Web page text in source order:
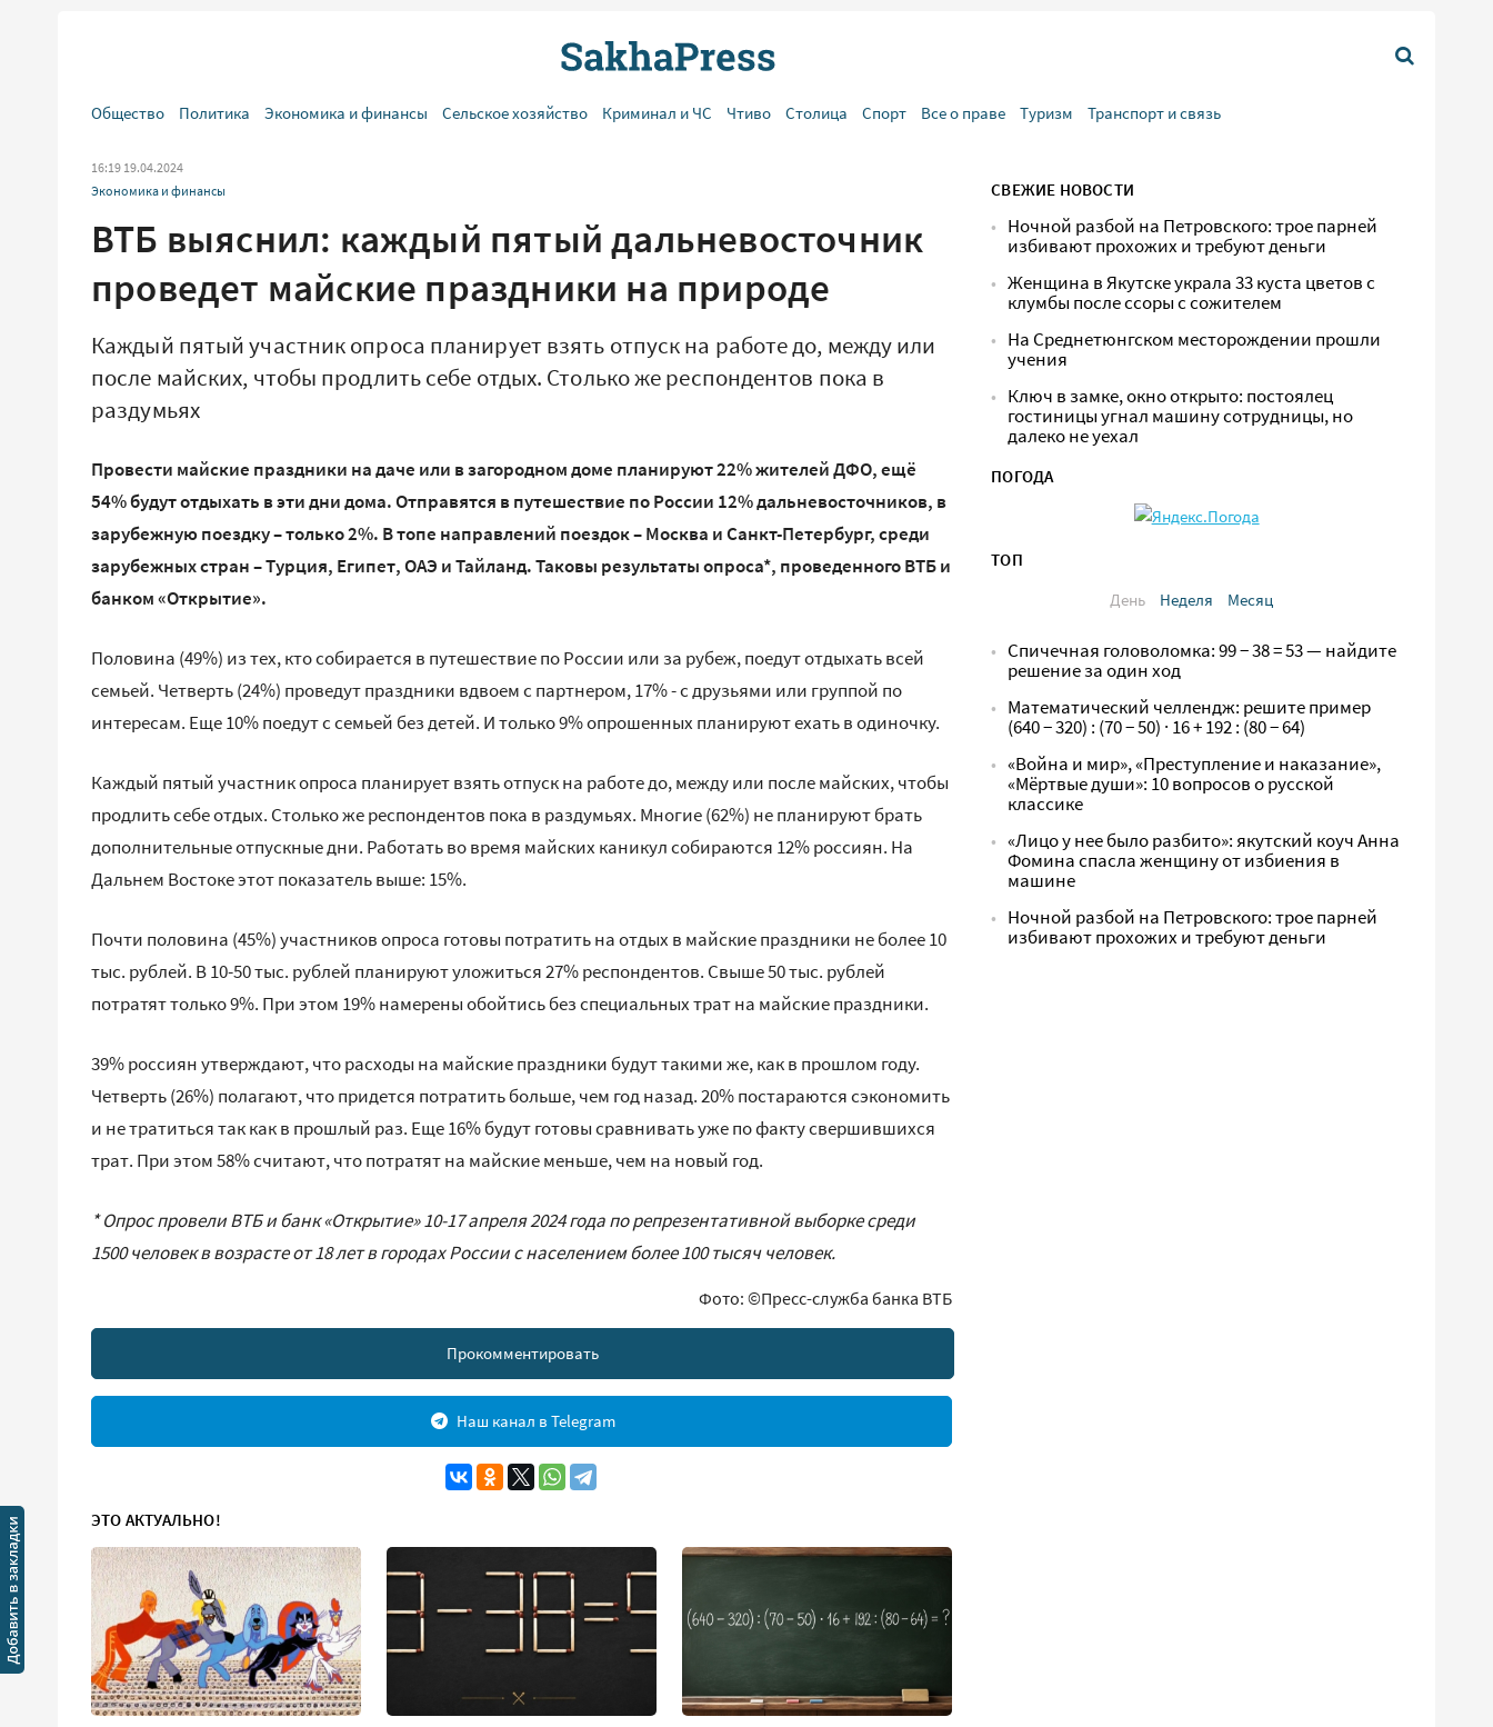
Общество Политика Экономика и финансы Сельское хозяйство Криминал и ЧС Чтиво Столица Спорт Все о праве Туризм Транспорт и связь
16:19 19.04.2024
Экономика и финансы
ВТБ выяснил: каждый пятый дальневосточник
проведет майские праздники на природе
Каждый пятый участник опроса планирует взять отпуск на работе до, между или
после майских, чтобы продлить себе отдых. Столько же респондентов пока в
раздумьях
Провести майские праздники на даче или в загородном доме планируют 22% жителей ДФО, ещё
54% будут отдыхать в эти дни дома. Отправятся в путешествие по России 12% дальневосточников, в
зарубежную поездку – только 2%. В топе направлений поездок – Москва и Санкт-Петербург, среди
зарубежных стран – Турция, Египет, ОАЭ и Тайланд. Таковы результаты опроса*, проведенного ВТБ и
банком «Открытие».
Половина (49%) из тех, кто собирается в путешествие по России или за рубеж, поедут отдыхать всей
семьей. Четверть (24%) проведут праздники вдвоем с партнером, 17% - с друзьями или группой по
интересам. Еще 10% поедут с семьей без детей. И только 9% опрошенных планируют ехать в одиночку.
Каждый пятый участник опроса планирует взять отпуск на работе до, между или после майских, чтобы
продлить себе отдых. Столько же респондентов пока в раздумьях. Многие (62%) не планируют брать
дополнительные отпускные дни. Работать во время майских каникул собираются 12% россиян. На
Дальнем Востоке этот показатель выше: 15%.
Почти половина (45%) участников опроса готовы потратить на отдых в майские праздники не более 10
тыс. рублей. В 10-50 тыс. рублей планируют уложиться 27% респондентов. Свыше 50 тыс. рублей
потратят только 9%. При этом 19% намерены обойтись без специальных трат на майские праздники.
39% россиян утверждают, что расходы на майские праздники будут такими же, как в прошлом году.
Четверть (26%) полагают, что придется потратить больше, чем год назад. 20% постараются сэкономить
и не тратиться так как в прошлый раз. Еще 16% будут готовы сравнивать уже по факту свершившихся
трат. При этом 58% считают, что потратят на майские меньше, чем на новый год.
* Опрос провели ВТБ и банк «Открытие» 10-17 апреля 2024 года по репрезентативной выборке среди
1500 человек в возрасте от 18 лет в городах России с населением более 100 тысяч человек.
Фото: ©Пресс-служба банка ВТБ
Прокомментировать
Наш канал в Telegram
ЭТО АКТУАЛЬНО!
СВЕЖИЕ НОВОСТИ
Ночной разбой на Петровского: трое парней
избивают прохожих и требуют деньги
Женщина в Якутске украла 33 куста цветов с
клумбы после ссоры с сожителем
На Среднетюнгском месторождении прошли
учения
Ключ в замке, окно открыто: постоялец
гостиницы угнал машину сотрудницы, но
далеко не уехал
ПОГОДА
ТОП
День
Неделя Месяц
Спичечная головоломка: 99 − 38 = 53 — найдите
решение за один ход
Математический челлендж: решите пример
(640 − 320) : (70 − 50) · 16 + 192 : (80 − 64)
«Война и мир», «Преступление и наказание»,
«Мёртвые души»: 10 вопросов о русской
классике
«Лицо у нее было разбито»: якутский коуч Анна
Фомина спасла женщину от избиения в
машине
Ночной разбой на Петровского: трое парней
избивают прохожих и требуют деньги